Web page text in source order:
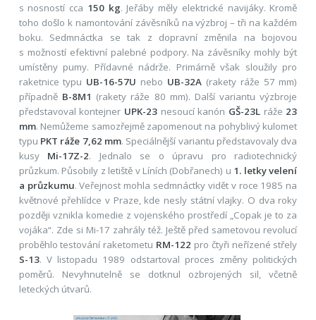
s nosností cca 150 kg. Jeřáby měly elektrické navijáky. Kromě
toho došlo k namontování závěsníků na výzbroj – tři na každém
boku. Sedmnáctka se tak z dopravní změnila na bojovou
s možností efektivní palebné podpory. Na závěsníky mohly být
umístěny pumy. Přídavné nádrže. Primárně však sloužily pro
raketnice typu UB-16-57U nebo UB-32A (rakety ráže 57 mm)
případně B-8M1 (rakety ráže 80 mm). Další variantu výzbroje
představoval kontejner UPK-23 nesoucí kanón GŠ-23L ráže 23
mm. Nemůžeme samozřejmě zapomenout na pohyblivý kulomet
typu PKT ráže 7,62 mm. Speciálnější variantu představovaly dva
kusy Mi-17Z-2. Jednalo se o úpravu pro radiotechnický
průzkum. Působily z letiště v Líních (Dobřanech) u 1. letky velení
a průzkumu. Veřejnost mohla sedmnáctky vidět v roce 1985 na
květnové přehlídce v Praze, kde nesly státní vlajky. O dva roky
později vznikla komedie z vojenského prostředí „Copak je to za
vojáka“. Zde si Mi-17 zahrály též. Ještě před sametovou revolucí
proběhlo testování raketometu RM-122 pro čtyři neřízené střely
S-13. V listopadu 1989 odstartoval proces změny politických
poměrů. Nevyhnutelně se dotknul ozbrojených sil, včetně
leteckých útvarů.